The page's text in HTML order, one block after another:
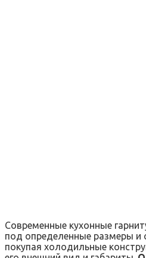
Современные кухонные
под определенные размеры и
покупая холодильные